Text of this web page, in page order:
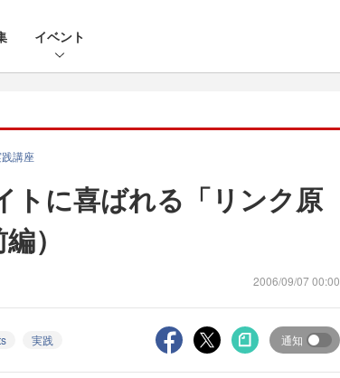
イベント
講座
に喜ばれる「リンク原
）
2006/09/07 00:00
実践 通知